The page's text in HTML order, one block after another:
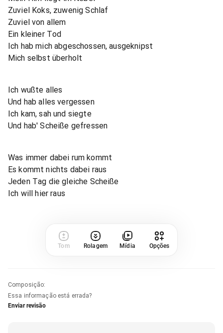
Zuviel Koks, zuwenig Schlaf
Zuviel von allem
Ein kleiner Tod
Ich hab mich abgeschossen, ausgeknipst
Mich selbst überholt
Ich wußte alles
Und hab alles vergessen
Ich kam, sah und siegte
Und hab' Scheiße gefressen
Was immer dabei rum kommt
Es kommt nichts dabei raus
Jeden Tag die gleiche Scheiße
Ich will hier raus
Tom Rolagem Mídia Opções
Composição:
Essa informação está errada?
Enviar revisão